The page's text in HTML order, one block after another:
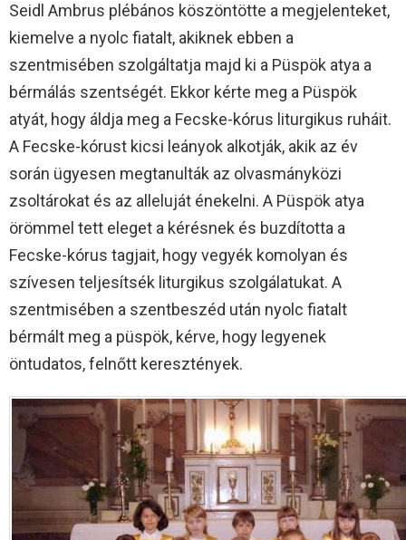
Seidl Ambrus plébános köszöntötte a megjelenteket,
kiemelve a nyolc fiatalt, akiknek ebben a
szentmisében szolgáltatja majd ki a Püspök atya a
bérmálás szentségét. Ekkor kérte meg a Püspök
atyát, hogy áldja meg a Fecske-kórus liturgikus ruháit.
A Fecske-kórust kicsi leányok alkotják, akik az év
során ügyesen megtanulták az olvasmányközi
zsoltárokat és az alleluját énekelni. A Püspök atya
örömmel tett eleget a kérésnek és buzdította a
Fecske-kórus tagjait, hogy vegyék komolyan és
szívesen teljesítsék liturgikus szolgálatukat. A
szentmisében a szentbeszéd után nyolc fiatalt
bérmált meg a püspök, kérve, hogy legyenek
öntudatos, felnőtt keresztények.